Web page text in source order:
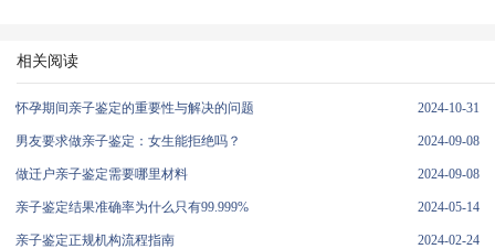
相关阅读
怀孕期间亲子鉴定的重要性与解决的问题 2024-10-31
男友要求做亲子鉴定：女生能拒绝吗？ 2024-09-08
做迁户亲子鉴定需要哪里材料 2024-09-08
亲子鉴定结果准确率为什么只有99.999% 2024-05-14
亲子鉴定正规机构流程指南 2024-02-24